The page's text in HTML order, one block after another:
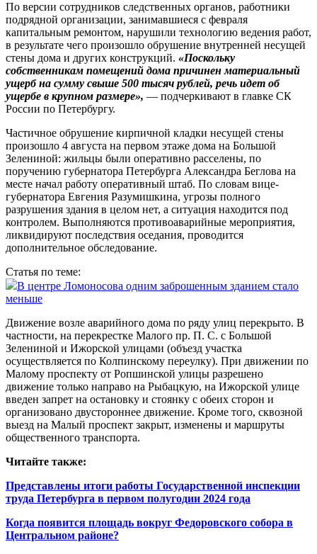
По версии сотрудников следственных органов, работники
подрядной организации, занимавшиеся с февраля
капитальным ремонтом, нарушили технологию ведения работ,
в результате чего произошло обрушение внутренней несущей
стены дома и других конструкций. «Поскольку
собственникам помещений дома причинен материальный
ущерб на сумму свыше 500 тысяч рублей, речь идет об
ущербе в крупном размере», — подчеркивают в главке СК
России по Петербургу.
Частичное обрушение кирпичной кладки несущей стены
произошло 4 августа на первом этаже дома на Большой
Зелениной: жильцы были оперативно расселены, по
поручению губернатора Петербурга Александра Беглова на
месте начал работу оперативный штаб. По словам вице-
губернатора Евгения Разумишкина, угрозы полного
разрушения здания в целом нет, а ситуация находится под
контролем. Выполняются противоаварийные мероприятия,
ликвидируют последствия оседания, проводится
дополнительное обследование.
Статья по теме:
В центре Ломоносова одним заброшенным зданием стало
меньше
Движение возле аварийного дома по ряду улиц перекрыто. В
частности, на перекрестке Малого пр. П. С. с Большой
Зелениной и Ижорской улицами (объезд участка
осуществляется по Колпинскому переулку). При движении по
Малому проспекту от Ропшинской улицы разрешено
движение только направо на Рыбацкую, на Ижорской улице
введен запрет на остановку и стоянку с обеих сторон и
организовано двустороннее движение. Кроме того, сквозной
выезд на Малый проспект закрыт, изменены и маршруты
общественного транспорта.
Читайте также:
Представлены итоги работы Государственной инспекции
труда Петербурга в первом полугодии 2024 года
Когда появится площадь вокруг Федоровского собора в
Центральном районе?